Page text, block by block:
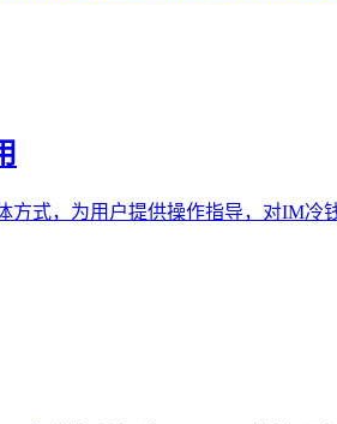
式，为用户提供操作指导，对IM